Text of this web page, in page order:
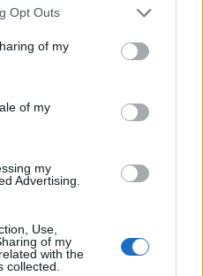
uses one or more Google
behaviour. You may click to
and its third-party tags to
purposes in below Google
Opt Outs
of my
of my
my
Advertising.
Use,
of my
with the
collected.